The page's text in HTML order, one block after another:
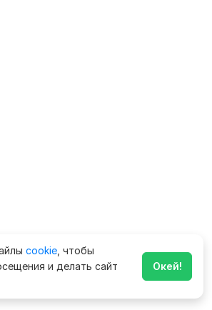
cookie , чтобы
и делать сайт
Окей!